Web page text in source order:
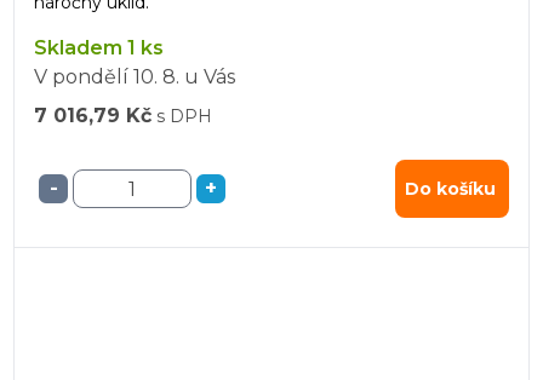
Skladem 1 ks
V pondělí 10. 8. u Vás
7 016,79 Kč s DPH
- + Do košíku